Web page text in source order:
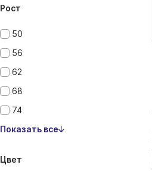
Рост
50
56
62
68
74
Показать все
Цвет